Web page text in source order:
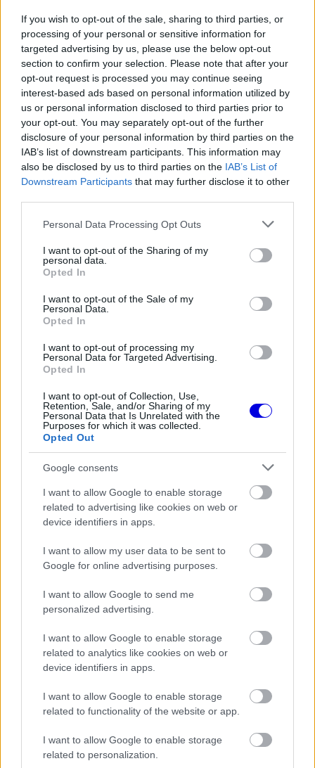
If you wish to opt-out of the sale, sharing to third parties, or
processing of your personal or sensitive information for
targeted advertising by us, please use the below opt-out
section to confirm your selection. Please note that after your
opt-out request is processed you may continue seeing
interest-based ads based on personal information utilized by
us or personal information disclosed to third parties prior to
your opt-out. You may separately opt-out of the further
disclosure of your personal information by third parties on the
IAB’s list of downstream participants. This information may
also be disclosed by us to third parties on the IAB’s List of
Downstream Participants that may further disclose it to other
Please note that this website/app uses one or more Google
not limited to your visit or usage behaviour. You may click to
grant or deny consent to Google and its third-party tags to
use your data for below specified purposes in below Google
consent section.
Personal Data Processing Opt Outs
I want to opt-out of the Sharing of my
personal data.
Opted In
I want to opt-out of the Sale of my
Personal Data.
Opted In
I want to opt-out of processing my
Personal Data for Targeted Advertising.
Opted In
I want to opt-out of Collection, Use,
Retention, Sale, and/or Sharing of my
Personal Data that Is Unrelated with the
Purposes for which it was collected.
Opted Out
Google consents
I want to allow Google to enable storage
related to advertising like cookies on web or
device identifiers in apps.
I want to allow my user data to be sent to
Google for online advertising purposes.
I want to allow Google to send me
personalized advertising.
I want to allow Google to enable storage
related to analytics like cookies on web or
device identifiers in apps.
I want to allow Google to enable storage
related to functionality of the website or app.
I want to allow Google to enable storage
related to personalization.
tűzdelt barcelonai aszfaltcsíkon egyértelművé vált
a tempóhiány.
Player
loading.
This
is
a
modal
The media could not be loaded, either because
the server or network failed or because the format
is not supported.
A korábban etalonnak számító alakulat a
negyedik helyet foglalja el a konstruktőri
valamint a McLaren is megelőzi őket.
EZEKET IS AJÁNLJUK
hőségriadó a Forma–1-ben
Amikor az F1-ben nem szavakkal
rendezték le az ütközést
A nap, amikor kihunytak a fények
Mika Hakkinen előtt
Nem várnak csodát Ausztriában
A lemaradás csökkentése érdekében a csapat